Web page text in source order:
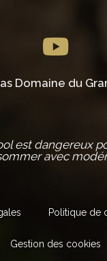
Domaine du
est dangereux
avec
Politique de
Gestion des cookies